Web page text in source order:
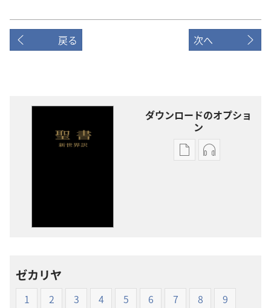
戻る 次へ
ダウンロードのオプショ
ン
出
オ
オー
オ
ゼカリヤ
1 2 3 4 5 6 7 8
9